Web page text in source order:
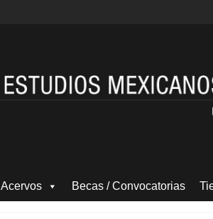
Acervos Becas / Convocatorias